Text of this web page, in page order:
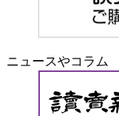
ニュースやコラム